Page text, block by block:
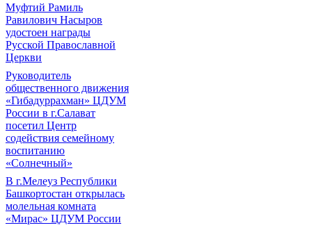
Муфтий Рамиль
Равилович Насыров
удостоен награды
Русской Православной
Церкви
Руководитель
общественного движения
«Гибадуррахман» ЦДУМ
России в г.Салават
посетил Центр
содействия семейному
воспитанию
«Солнечный»
В г.Мелеуз Республики
Башкортостан открылась
молельная комната
«Мирас» ЦДУМ России